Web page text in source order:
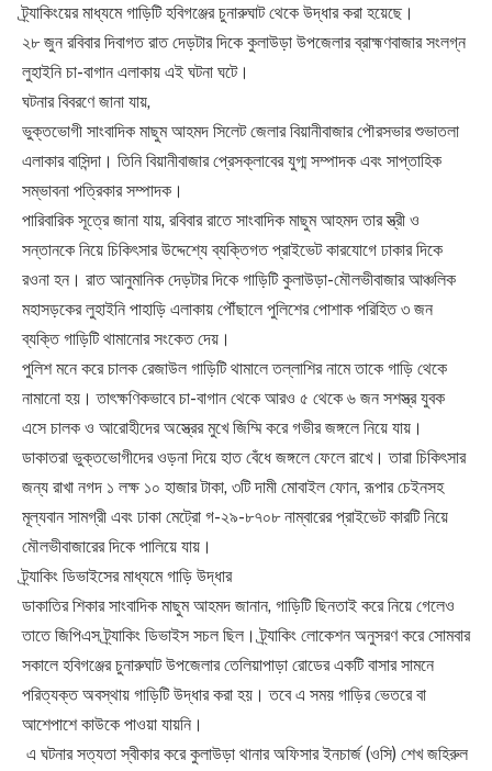
ট্র্যাকিংয়ের মাধ্যমে গাড়িটি হবিগঞ্জের চুনারুঘাট থেকে উদ্ধার করা হয়েছে।
​২৮ জুন রবিবার দিবাগত রাত দেড়টার দিকে কুলাউড়া উপজেলার ব্রাহ্মণবাজার সংলগ্ন
লুহাইনি চা-বাগান এলাকায় এই ঘটনা ঘটে।
​ঘটনার বিবরণে জানা যায়,
​ভুক্তভোগী সাংবাদিক মাছুম আহমদ সিলেট জেলার বিয়ানীবাজার পৌরসভার শুভাতলা
এলাকার বাসিন্দা। তিনি বিয়ানীবাজার প্রেসক্লাবের যুগ্ম সম্পাদক এবং সাপ্তাহিক
সম্ভাবনা পত্রিকার সম্পাদক।
​পারিবারিক সূত্রে জানা যায়, রবিবার রাতে সাংবাদিক মাছুম আহমদ তার স্ত্রী ও
সন্তানকে নিয়ে চিকিৎসার উদ্দেশ্যে ব্যক্তিগত প্রাইভেট কারযোগে ঢাকার দিকে
রওনা হন। রাত আনুমানিক দেড়টার দিকে গাড়িটি কুলাউড়া-মৌলভীবাজার আঞ্চলিক
মহাসড়কের লুহাইনি পাহাড়ি এলাকায় পৌঁছালে পুলিশের পোশাক পরিহিত ৩ জন
ব্যক্তি গাড়িটি থামানোর সংকেত দেয়।
​পুলিশ মনে করে চালক রেজাউল গাড়িটি থামালে তল্লাশির নামে তাকে গাড়ি থেকে
নামানো হয়। তাৎক্ষণিকভাবে চা-বাগান থেকে আরও ৫ থেকে ৬ জন সশস্ত্র যুবক
এসে চালক ও আরোহীদের অস্ত্রের মুখে জিম্মি করে গভীর জঙ্গলে নিয়ে যায়।
​ডাকাতরা ভুক্তভোগীদের ওড়না দিয়ে হাত বেঁধে জঙ্গলে ফেলে রাখে। তারা চিকিৎসার
জন্য রাখা নগদ ১ লক্ষ ১০ হাজার টাকা, ৩টি দামী মোবাইল ফোন, রূপার চেইনসহ
মূল্যবান সামগ্রী এবং ঢাকা মেট্রো গ-২৯-৮৭০৮ নাম্বারের প্রাইভেট কারটি নিয়ে
মৌলভীবাজারের দিকে পালিয়ে যায়।
​ট্র্যাকিং ডিভাইসের মাধ্যমে গাড়ি উদ্ধার
​ডাকাতির শিকার সাংবাদিক মাছুম আহমদ জানান, গাড়িটি ছিনতাই করে নিয়ে গেলেও
তাতে জিপিএস ট্র্যাকিং ডিভাইস সচল ছিল। ট্র্যাকিং লোকেশন অনুসরণ করে সোমবার
সকালে হবিগঞ্জের চুনারুঘাট উপজেলার তেলিয়াপাড়া রোডের একটি বাসার সামনে
পরিত্যক্ত অবস্থায় গাড়িটি উদ্ধার করা হয়। তবে এ সময় গাড়ির ভেতরে বা
আশেপাশে কাউকে পাওয়া যায়নি।
​ এ ঘটনার সত্যতা স্বীকার করে কুলাউড়া থানার অফিসার ইনচার্জ (ওসি) শেখ জহিরুল